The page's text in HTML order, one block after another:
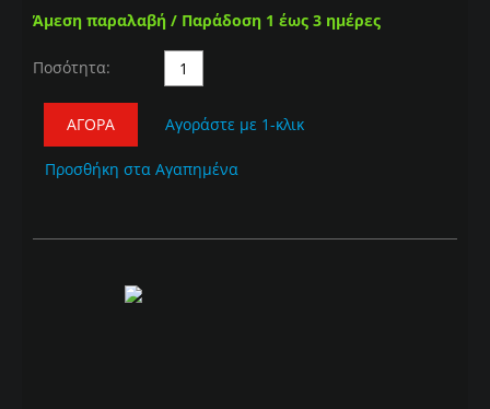
Άμεση παραλαβή / Παράδοση 1 έως 3 ημέρες
Ποσότητα:
ΑΓΟΡΆ Αγοράστε με 1-κλικ
Προσθήκη στα Αγαπημένα